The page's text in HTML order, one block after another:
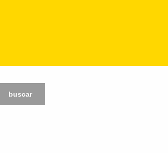
buscar